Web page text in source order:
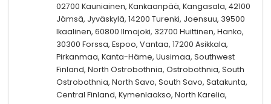
02700 Kauniainen, Kankaanpää, Kangasala, 42100
Jämsä, Jyväskylä, 14200 Turenki, Joensuu, 39500
Ikaalinen, 60800 Ilmajoki, 32700 Huittinen, Hanko,
30300 Forssa, Espoo, Vantaa, 17200 Asikkala,
Pirkanmaa, Kanta-Häme, Uusimaa, Southwest
Finland, North Ostrobothnia, Ostrobothnia, South
Ostrobothnia, North Savo, South Savo, Satakunta,
Central Finland, Kymenlaakso, North Karelia,